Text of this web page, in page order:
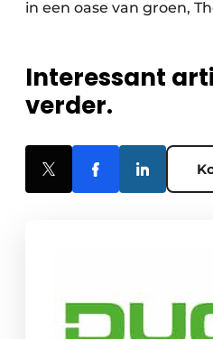
in een oase van groen,
Interessant
verder.